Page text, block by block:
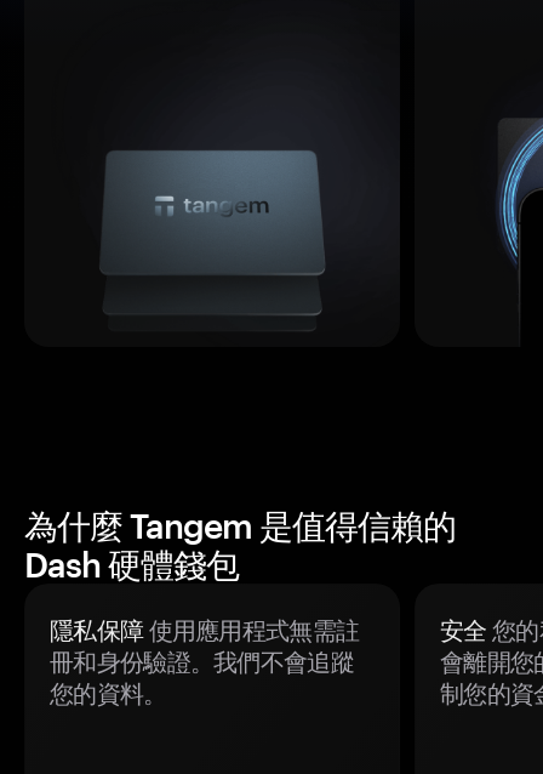
為什麼 Tangem 是值得信賴的
Dash 硬體錢包
隱私保障使用應用程式無需註
冊和身份驗證。我們不會追蹤
您的資料。
安全 您
會離開您
制您的資